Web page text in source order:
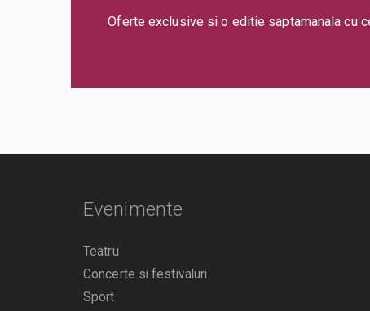
Oferte exclusive si o editie saptamanala cu
Evenimente
Teatru
Concerte si festivaluri
Sport